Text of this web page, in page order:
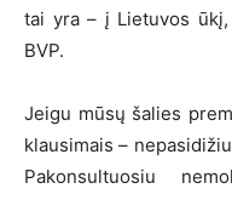
tai yra – į Lietuvos
BVP.
Jeigu mūsų šalies
klausimais –
Pakonsultuosiu